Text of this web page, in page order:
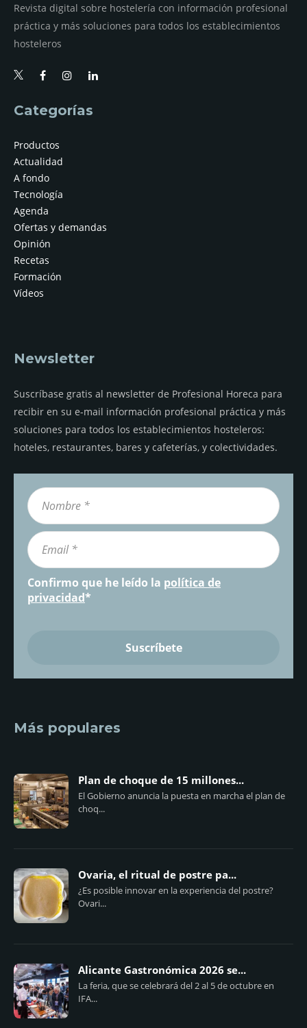
Revista digital sobre hostelería con información profesional
práctica y más soluciones para todos los establecimientos
hosteleros
Categorías
Productos
Actualidad
A fondo
Tecnología
Agenda
Ofertas y demandas
Opinión
Recetas
Formación
Vídeos
Newsletter
Suscríbase gratis al newsletter de Profesional Horeca para
recibir en su e-mail información profesional práctica y más
soluciones para todos los establecimientos hosteleros:
hoteles, restaurantes, bares y cafeterías, y colectividades.
Confirmo que he leído la política de
privacidad*
Más populares
Plan de choque de 15 millones...
El Gobierno anuncia la puesta en marcha el plan de
choq...
Ovaria, el ritual de postre pa...
¿Es posible innovar en la experiencia del postre?
Ovari...
Alicante Gastronómica 2026 se...
La feria, que se celebrará del 2 al 5 de octubre en
IFA...